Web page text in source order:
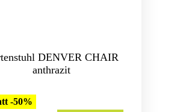
DENVER CHAIR
anthrazit
-50%